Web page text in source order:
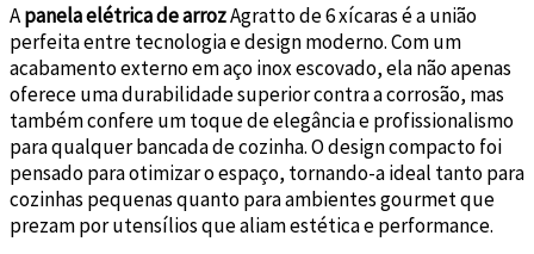
Apanela elétrica de arrozAgratto de 6 xícaras é a união
perfeita entre tecnologia e design moderno. Com um
acabamento externo em aço inox escovado, ela não apenas
oferece uma durabilidade superior contra a corrosão, mas
também confere um toque de elegância e profissionalismo
para qualquer bancada de cozinha. O design compacto foi
pensado para otimizar o espaço, tornando-a ideal tanto para
cozinhas pequenas quanto para ambientes gourmet que
prezam por utensílios que aliam estética e performance.